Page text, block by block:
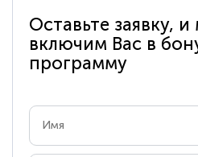
Оставьте заявку,
включим Вас в
программу